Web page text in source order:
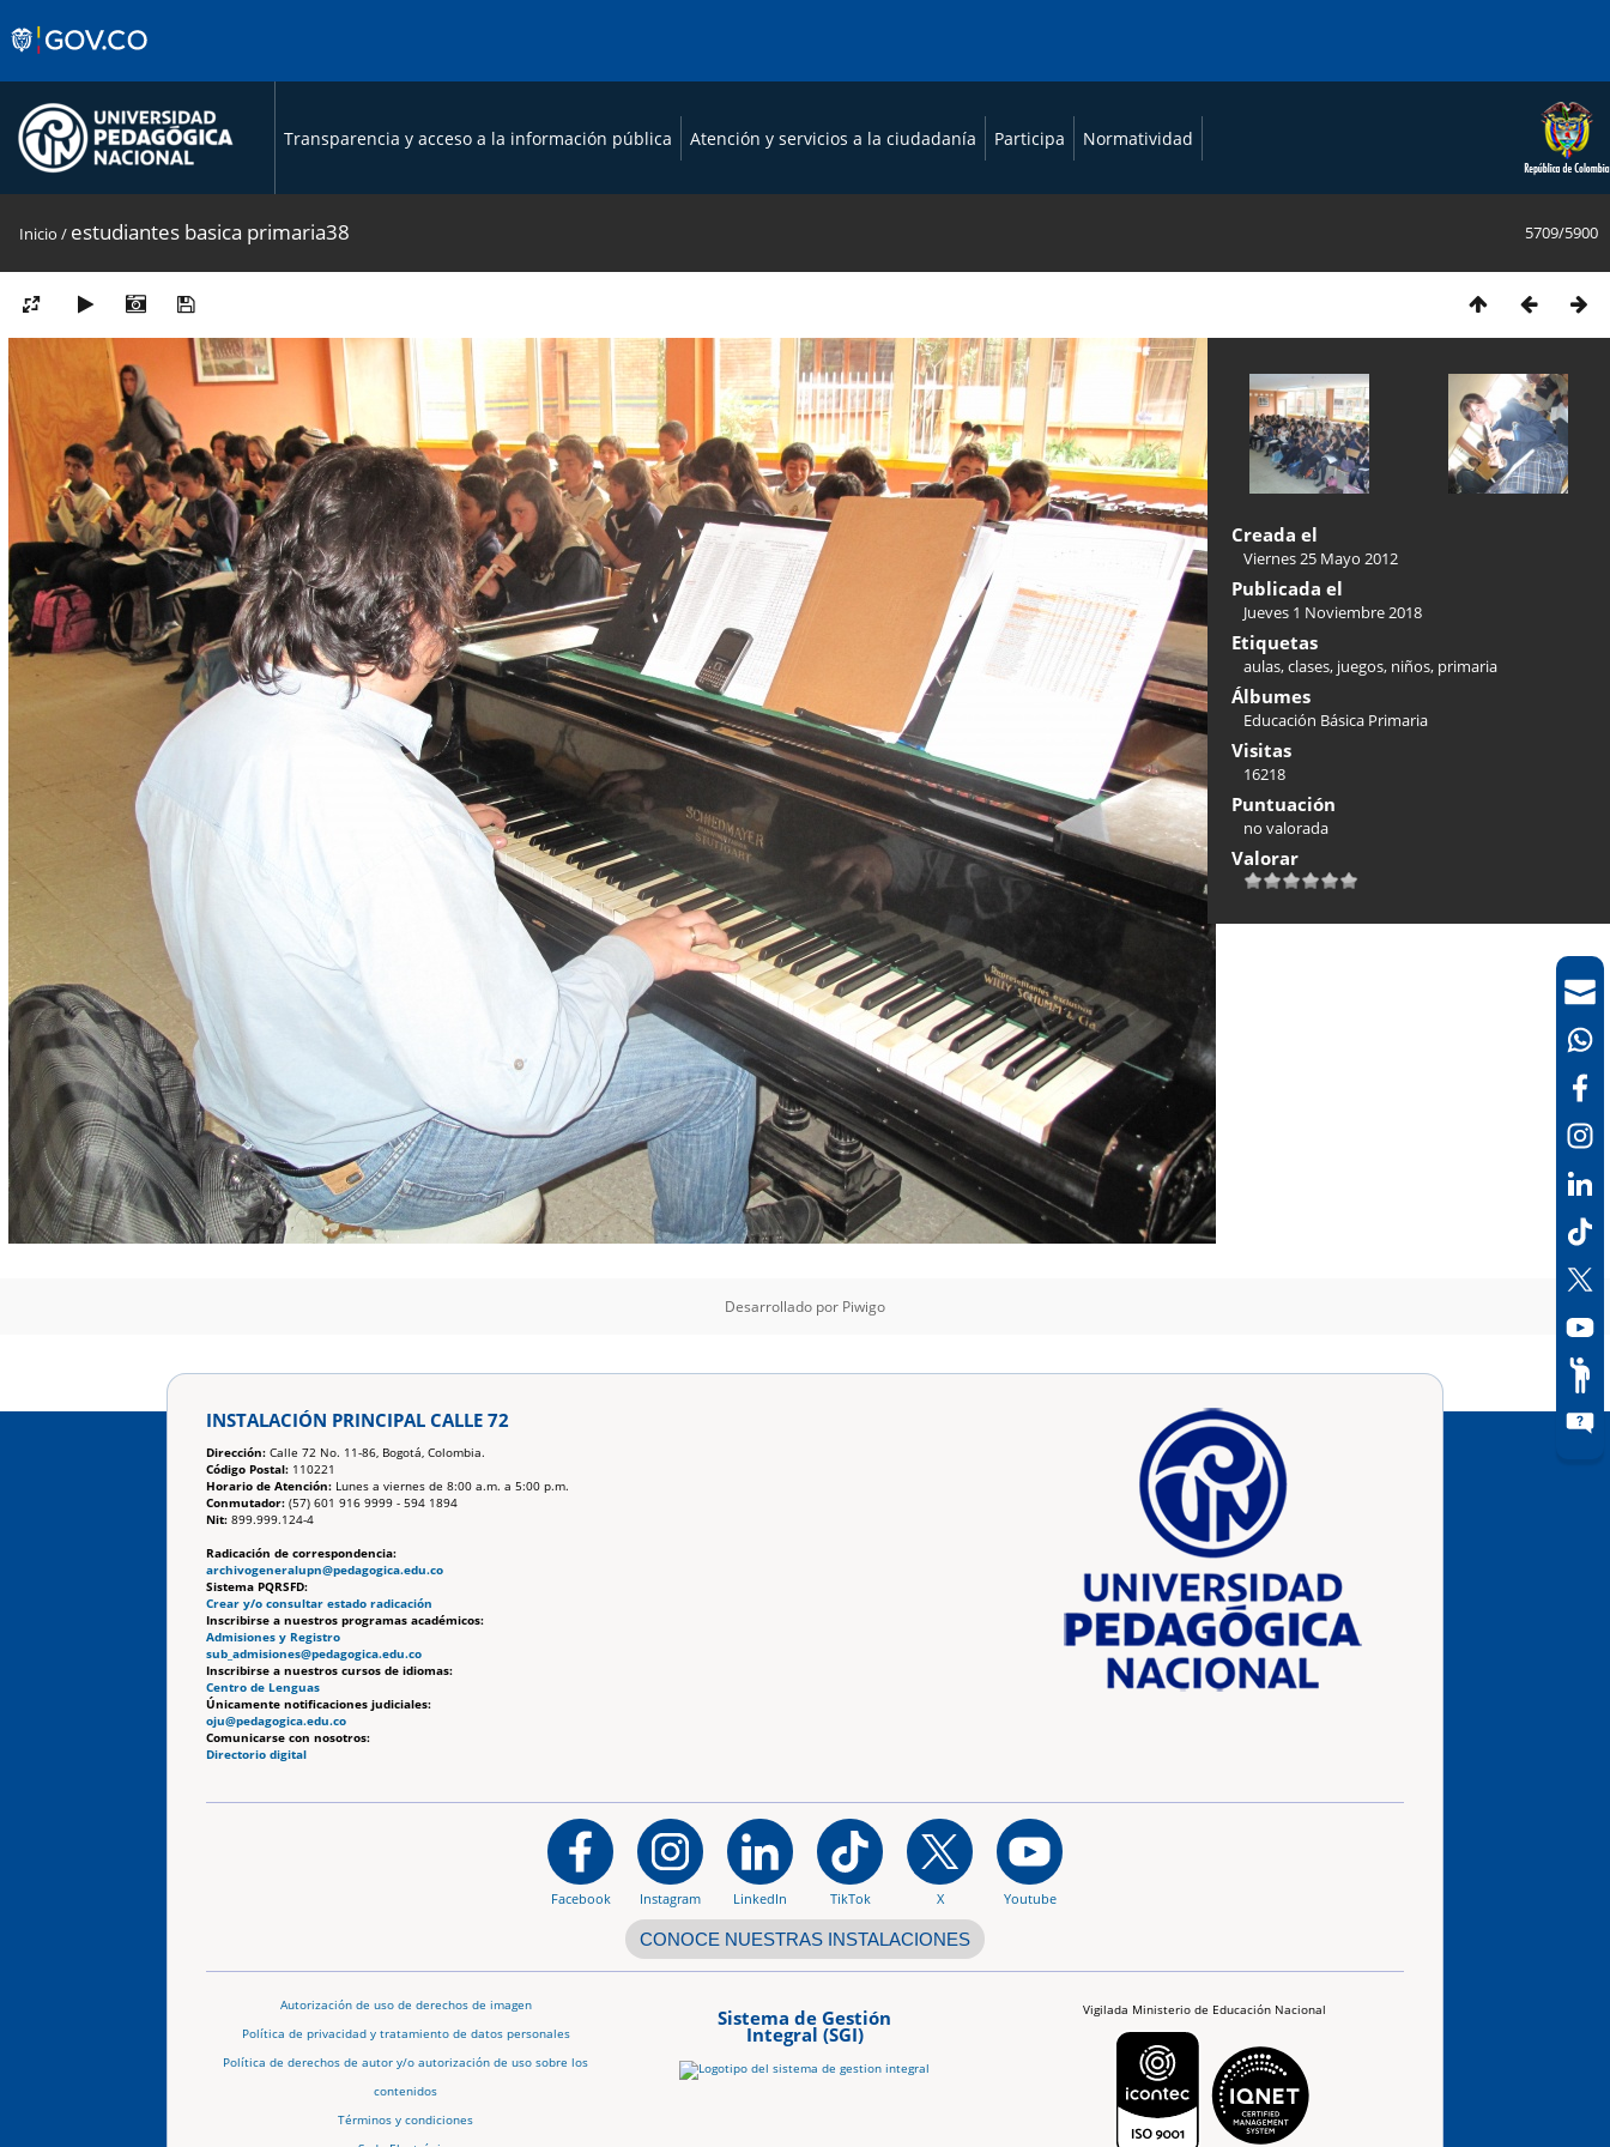
Transparencia y acceso a la información pública Atención y servicios a la ciudadanía Participa Normatividad
5709/5900
Inicio / estudiantes basica primaria38
Creada el
Viernes 25 Mayo 2012
Publicada el
Jueves 1 Noviembre 2018
Etiquetas
aulas,clases, juegos, niños, primaria
Álbumes
Educación Básica Primaria
Visitas
16218
Puntuación
no valorada
Valorar
Desarrollado por Piwigo
INSTALACIÓN PRINCIPAL CALLE 72
Dirección: Calle 72 No. 11-86, Bogotá, Colombia.
Código Postal: 110221
Horario de Atención: Lunes a viernes de 8:00 a.m. a 5:00 p.m.
Conmutador: (57) 601 916 9999 - 594 1894
Nit: 899.999.124-4
Radicación de correspondencia:
archivogeneralupn@pedagogica.edu.co
Sistema PQRSFD:
Crear y/o consultar estado radicación
Inscribirse a nuestros programas académicos:
Admisiones y Registro
sub_admisiones@pedagogica.edu.co
Inscribirse a nuestros cursos de idiomas:
Centro de Lenguas
Únicamente notificaciones judiciales:
oju@pedagogica.edu.co
Comunicarse con nosotros:
Directorio digital
Facebook Instagram LinkedIn TikTok X Youtube
CONOCE NUESTRAS INSTALACIONES
Autorización de uso de derechos de imagen
Política de privacidad y tratamiento de datos personales
Política de derechos de autor y/o autorización de uso sobre los
contenidos
Términos y condiciones
Sistema de Gestión
Integral (SGI)
Vigilada Ministerio de Educación Nacional